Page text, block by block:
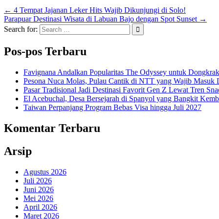
← 4 Tempat Jajanan Leker Hits Wajib Dikunjungi di Solo!
Parapuar Destinasi Wisata di Labuan Bajo dengan Spot Sunset →
Search for:
Pos-pos Terbaru
Favignana Andalkan Popularitas The Odyssey untuk
Pesona Nuca Molas, Pulau Cantik di NTT yang Wajib Masuk
Pasar Tradisional Jadi Destinasi Favorit Gen Z Lewat Tren
El Acebuchal, Desa Bersejarah di Spanyol yang Bangkit
Taiwan Perpanjang Program Bebas Visa hingga Juli 2027
Komentar Terbaru
Arsip
Agustus 2026
Juli 2026
Juni 2026
Mei 2026
April 2026
Maret 2026